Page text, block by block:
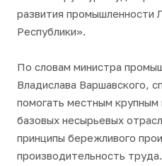
развития промышленности
Республики».
По словам министра
Владислава Варшавского,
помогать местным
базовых несырьевых
принципы бережливого
производительность